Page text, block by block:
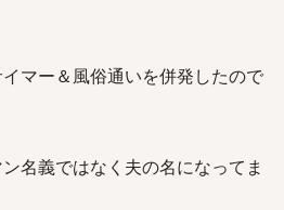
マー＆風俗通いを併発したので
名義ではなく夫の名になってま